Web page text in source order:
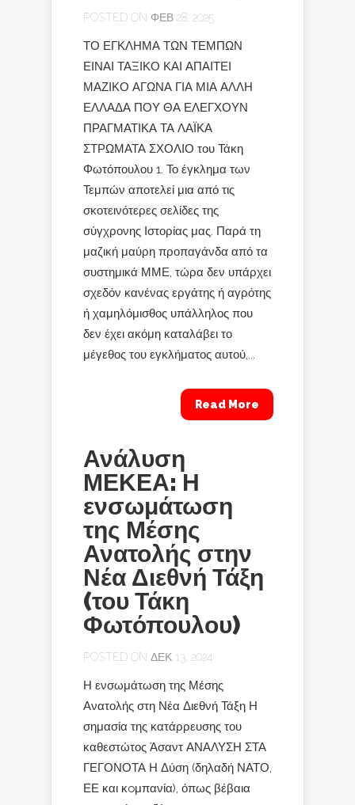
POSTED ON ΦΕΒ 28, 2025
ΤΟ ΕΓΚΛΗΜΑ ΤΩΝ ΤΕΜΠΩΝ
ΕΙΝΑΙ ΤΑΞΙΚΟ ΚΑΙ ΑΠΑΙΤΕΙ
ΜΑΖΙΚΟ ΑΓΩΝΑ ΓΙΑ ΜΙΑ ΑΛΛΗ
ΕΛΛΑΔΑ ΠΟΥ ΘΑ ΕΛΕΓΧΟΥΝ
ΠΡΑΓΜΑΤΙΚΑ ΤΑ ΛΑΪΚΑ
ΣΤΡΩΜΑΤΑ ΣΧΟΛΙΟ του Τάκη
Φωτόπουλου 1. Το έγκλημα των
Τεμπών αποτελεί μια από τις
σκοτεινότερες σελίδες της
σύγχρονης Ιστορίας μας. Παρά τη
μαζική μαύρη προπαγάνδα από τα
συστημικά ΜΜΕ, τώρα δεν υπάρχει
σχεδόν κανένας εργάτης ή αγρότης
ή χαμηλόμισθος υπάλληλος που
δεν έχει ακόμη καταλάβει το
μέγεθος του εγκλήματος αυτού,...
Read More
Ανάλυση
ΜΕΚΕΑ: Η
ενσωμάτωση
της Μέσης
Ανατολής στην
Νέα Διεθνή Τάξη
(του Τάκη
Φωτόπουλου)
POSTED ON ΔΕΚ 13, 2024
Η ενσωμάτωση της Μέσης
Ανατολής στη Νέα Διεθνή Τάξη Η
σημασία της κατάρρευσης του
καθεστώτος Άσαντ ΑΝΑΛΥΣΗ ΣΤΑ
ΓΕΓΟΝΟΤΑ Η Δύση (δηλαδή ΝΑΤΟ,
ΕΕ και κoμπανία), όπως βέβαια